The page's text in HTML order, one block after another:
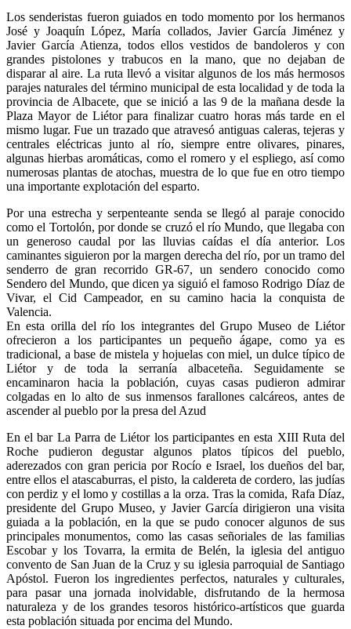
Los senderistas fueron guiados en todo momento por los hermanos
José y Joaquín López, María collados, Javier García Jiménez y
Javier García Atienza, todos ellos vestidos de bandoleros y con
grandes pistolones y trabucos en la mano, que no dejaban de
disparar al aire. La ruta llevó a visitar algunos de los más hermosos
parajes naturales del término municipal de esta localidad y de toda la
provincia de Albacete, que se inició a las 9 de la mañana desde la
Plaza Mayor de Liétor para finalizar cuatro horas más tarde en el
mismo lugar. Fue un trazado que atravesó antiguas caleras, tejeras y
centrales eléctricas junto al río, siempre entre olivares, pinares,
algunas hierbas aromáticas, como el romero y el espliego, así como
numerosas plantas de atochas, muestra de lo que fue en otro tiempo
una importante explotación del esparto.
Por una estrecha y serpenteante senda se llegó al paraje conocido
como el Tortolón, por donde se cruzó el río Mundo, que llegaba con
un generoso caudal por las lluvias caídas el día anterior. Los
caminantes siguieron por la margen derecha del río, por un tramo del
senderro de gran recorrido GR-67, un sendero conocido como
Sendero del Mundo, que dicen ya siguió el famoso Rodrigo Díaz de
Vivar, el Cid Campeador, en su camino hacia la conquista de
Valencia.
En esta orilla del río los integrantes del Grupo Museo de Liétor
ofrecieron a los participantes un pequeño ágape, como ya es
tradicional, a base de mistela y hojuelas con miel, un dulce típico de
Liétor y de toda la serranía albaceteña. Seguidamente se
encaminaron hacia la población, cuyas casas pudieron admirar
colgadas en lo alto de sus inmensos farallones calcáreos, antes de
ascender al pueblo por la presa del Azud
En el bar La Parra de Liétor los participantes en esta XIII Ruta del
Roche pudieron degustar algunos platos típicos del pueblo,
aderezados con gran pericia por Rocío e Israel, los dueños del bar,
entre ellos el atascaburras, el pisto, la caldereta de cordero, las judías
con perdiz y el lomo y costillas a la orza. Tras la comida, Rafa Díaz,
presidente del Grupo Museo, y Javier García dirigieron una visita
guiada a la población, en la que se pudo conocer algunos de sus
principales monumentos, como las casas señoriales de las familias
Escobar y los Tovarra, la ermita de Belén, la iglesia del antiguo
convento de San Juan de la Cruz y su iglesia parroquial de Santiago
Apóstol. Fueron los ingredientes perfectos, naturales y culturales,
para pasar una jornada inolvidable, disfrutando de la hermosa
naturaleza y de los grandes tesoros histórico-artísticos que guarda
esta población situada por encima del Mundo.